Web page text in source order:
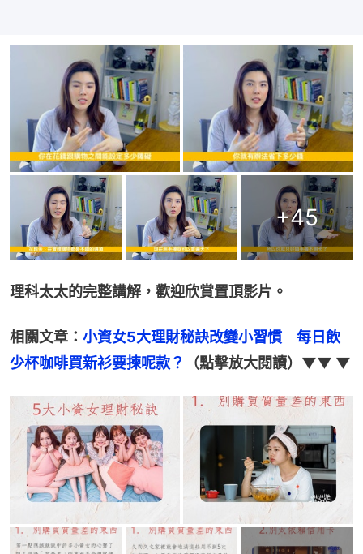
+45
理科太太的完整講解，歡迎欣賞置頂影片。
相關文章： 小資女5大理財秘訣改變小習慣　每日飲
少杯咖啡買新衫要揀呢款？
（點擊放大閱讀）▼▼ ▼